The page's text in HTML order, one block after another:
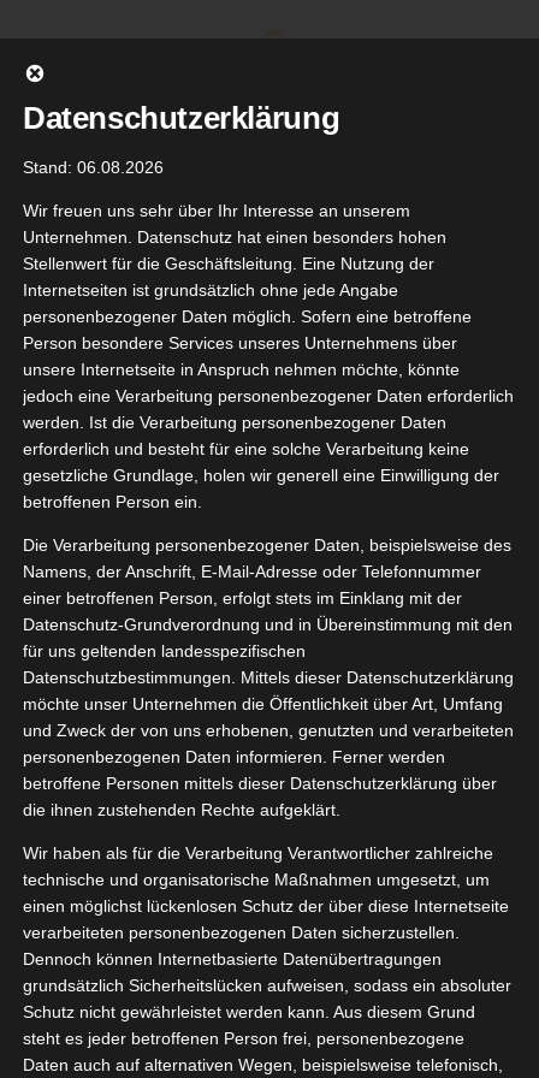
springen
Gehe zu ...
06, 2023
MEN
Düfte Pflege
Wellness
NIVEA MEN Fresh Sensation
Juni 7, 2023 | Beauty,Düfte,Pflege, Produktvorstellungen,
Wellness
Datenschutzerklärung
Stand: 06.08.2026
Wir freuen uns sehr über Ihr Interesse an unserem
Unternehmen. Datenschutz hat einen besonders hohen
Stellenwert für die Geschäftsleitung. Eine Nutzung der
Internetseiten ist grundsätzlich ohne jede Angabe
personenbezogener Daten möglich. Sofern eine betroffene
Person besondere Services unseres Unternehmens über
unsere Internetseite in Anspruch nehmen möchte, könnte
jedoch eine Verarbeitung personenbezogener Daten erforderlich
werden. Ist die Verarbeitung personenbezogener Daten
erforderlich und besteht für eine solche Verarbeitung keine
gesetzliche Grundlage, holen wir generell eine Einwilligung der
betroffenen Person ein.
Die Verarbeitung personenbezogener Daten, beispielsweise des
Namens, der Anschrift, E-Mail-Adresse oder Telefonnummer
einer betroffenen Person, erfolgt stets im Einklang mit der
Datenschutz-Grundverordnung und in Übereinstimmung mit den
für uns geltenden landesspezifischen
Datenschutzbestimmungen. Mittels dieser Datenschutzerklärung
möchte unser Unternehmen die Öffentlichkeit über Art, Umfang
und Zweck der von uns erhobenen, genutzten und verarbeiteten
personenbezogenen Daten informieren. Ferner werden
betroffene Personen mittels dieser Datenschutzerklärung über
die ihnen zustehenden Rechte aufgeklärt.
Wir haben als für die Verarbeitung Verantwortlicher zahlreiche
technische und organisatorische Maßnahmen umgesetzt, um
einen möglichst lückenlosen Schutz der über diese Internetseite
verarbeiteten personenbezogenen Daten sicherzustellen.
Dennoch können Internetbasierte Datenübertragungen
grundsätzlich Sicherheitslücken aufweisen, sodass ein absoluter
Schutz nicht gewährleistet werden kann. Aus diesem Grund
steht es jeder betroffenen Person frei, personenbezogene
Daten auch auf alternativen Wegen, beispielsweise telefonisch,